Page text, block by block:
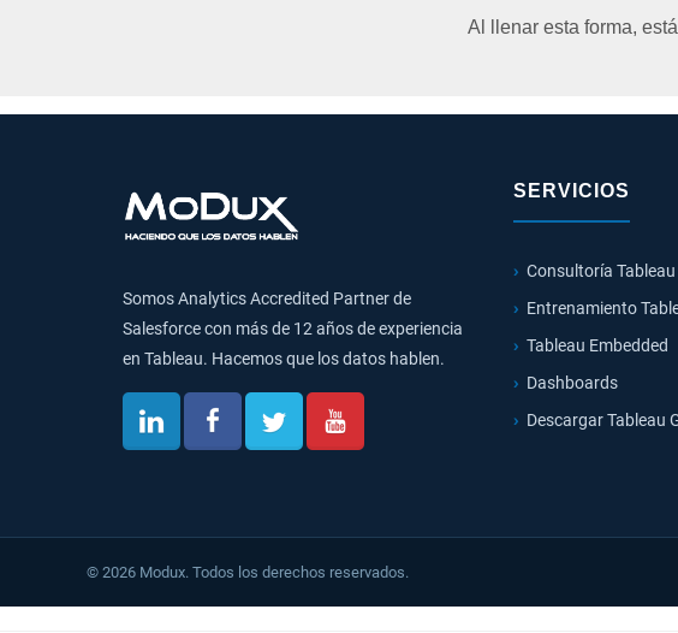
Al llenar esta forma,
Somos Analytics Accredited Partner de
Salesforce con más de 12 años de experiencia
en Tableau. Hacemos que los datos hablen.
SERVICIOS
Consultoría Tableau
Entrenamiento
Tableau Embedded
Dashboards
Descargar Tableau
© 2026 Modux. Todos los derechos reservados.